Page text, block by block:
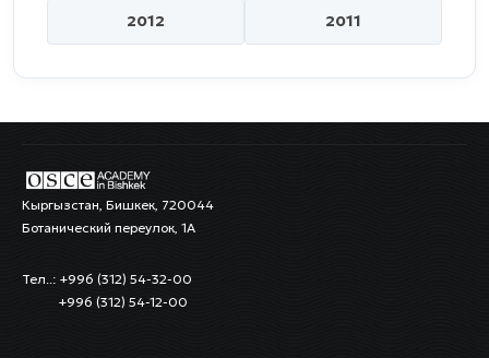
2012 2011
Кыргызстан, Бишкек, 720044
Ботанический переулок, 1А
Тел..: +996 (312) 54-32-00
+996 (312) 54-12-00